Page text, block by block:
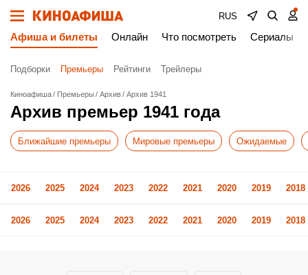
RUS
Афиша и билеты Онлайн Что посмотреть Сериалы
Подборки Премьеры Рейтинги Трейлеры
Киноафиша Премьеры Архив Архив 1941
Архив премьер 1941 года
Ближайшие премьеры Мировые премьеры Ожидаемые
2026 2025 2024 2023 2022 2021 2020 2019 2018
2026 2025 2024 2023 2022 2021 2020 2019 2018